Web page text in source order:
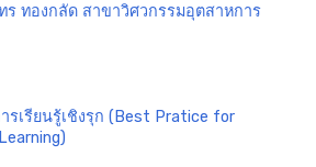
ทองกลัด สาขาวิศวกรรมอุตสาหการ
รเรียนรู้เชิงรุก (Best Pratice for